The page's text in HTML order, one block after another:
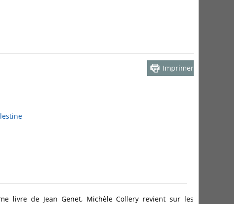
Imprimer
livre de Jean Genet, Michèle Collery revient sur les